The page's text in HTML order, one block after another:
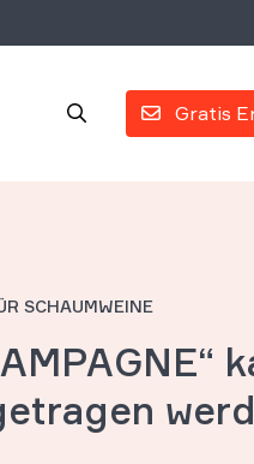
Gratis
SCHAUMWEINE